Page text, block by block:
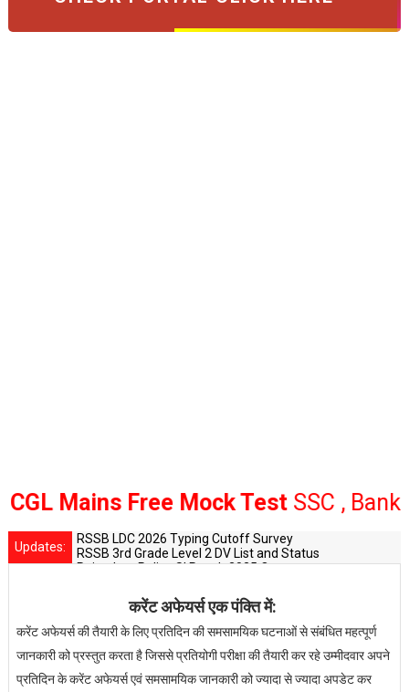
Mains Free Mock TestSSC , Bank
Updates:
RSSB LDC 2026 Typing Cutoff Survey
RSSB 3rd Grade Level 2 DV List and Status
Rajasthan Police SI Result 2025 Out
RPSC Senior Teacher Recruitment 2025: Post Increase
करेंट अफेयर्स एक पंक्ति में:
करेंटअफेयर्सकीतैयारीकेलिएप्रतिदिनकीसमसामयिकघटनाओंसेसंबंधितमहत्पूर्ण
जानकारीकोप्रस्तुतकरताहैजिससेप्रतियोगीपरीक्षाकीतैयारीकररहेउम्मीदवारअपने
प्रतिदिनकेकरेंटअफेयर्सएवंसमसामयिकजानकारीकोज्यादासेज्यादाअपडेटकर